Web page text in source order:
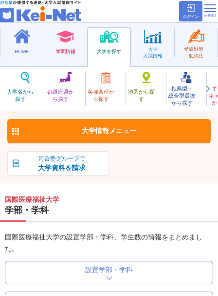
ログイン
HOME 学問情報 大学を探す
大学名から
探す
都道府県か
ら探す
各種条件か
ら探す
地図から探
す
推薦型・
総合型選抜
から探す
キ
か
大学
入試情報
受験対策・
勉強法
私立
こくさいいりょうふくし
国際医療福祉大学 お気に入り
河合塾グループで
大学資料を請求
大学情報 メニュー
国際医療福祉大学
学部・学科
国際医療福祉大学の設置学部・学科、学生数の情報をまとめまし
た。
設置学部・学科